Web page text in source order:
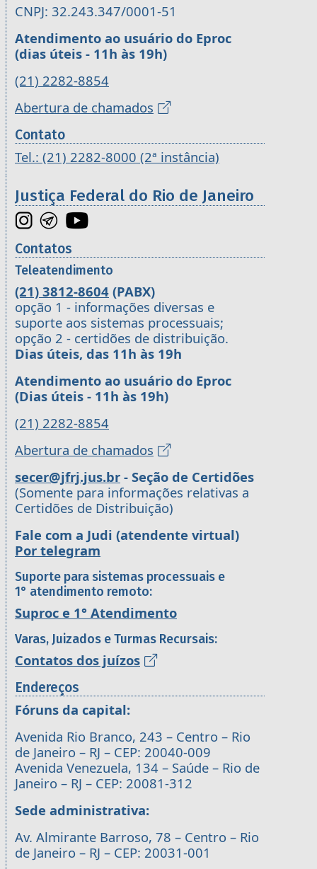
CNPJ: 32.243.347/0001-51
Atendimento ao usuário do Eproc
(dias úteis - 11h às 19h)
(21) 2282-8854
Abertura de chamados
Contato
Tel.: (21) 2282-8000 (2ª instância)
Justiça Federal do Rio de Janeiro
Contatos
Teleatendimento
(21) 3812-8604 (PABX)
opção 1 - informações diversas e
suporte aos sistemas processuais;
opção 2 - certidões de distribuição.
Dias úteis, das 11h às 19h
Atendimento ao usuário do Eproc
(Dias úteis - 11h às 19h)
(21) 2282-8854
Abertura de chamados
secer@jfrj.jus.br - Seção de Certidões
(Somente para informações relativas a
Certidões de Distribuição)
Fale com a Judi (atendente virtual)
Por telegram
Suporte para sistemas processuais e
1° atendimento remoto:
Suproc e 1° Atendimento
Varas, Juizados e Turmas Recursais:
Contatos dos juízos
Endereços
Fóruns da capital:
Avenida Rio Branco, 243 – Centro – Rio
de Janeiro – RJ – CEP: 20040-009
Avenida Venezuela, 134 – Saúde – Rio de
Janeiro – RJ – CEP: 20081-312
Sede administrativa:
Av. Almirante Barroso, 78 – Centro – Rio
de Janeiro – RJ – CEP: 20031-001